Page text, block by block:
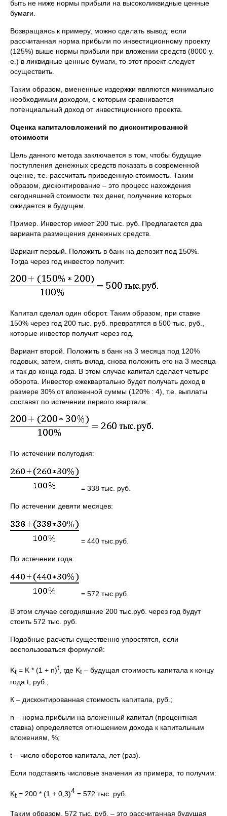
быть не ниже нормы прибыли на высоколиквидные ценные
бумаги.
Возвращаясь к примеру, можно сделать вывод: если
рассчитанная норма прибыли по инвестиционному проекту
(125%) выше нормы прибыли при вложении средств (8000 у.
е.) в ликвидные ценные бумаги, то этот проект следует
осуществить.
Таким образом, вмененные издержки являются минимально
необходимым доходом, с которым сравнивается
потенциальный доход от инвестиционного проекта.
Оценка капиталовложений по дисконтированной
стоимости
Цель данного метода заключается в том, чтобы будущие
поступления денежных средств показать в современной
оценке, т.е. рассчитать приведенную стоимость. Таким
образом, дисконтирование – это процесс нахождения
сегодняшней стоимости тех денег, получение которых
ожидается в будущем.
Пример. Инвестор имеет 200 тыс. руб. Предлагается два
варианта размещения денежных средств.
Вариант первый. Положить в банк на депозит под 150%.
Тогда через год инвестор получит:
Капитал сделал один оборот. Таким образом, при ставке
150% через год 200 тыс. руб. превратятся в 500 тыс. руб.,
которые инвестор получит через год.
Вариант второй. Положить в банк на 3 месяца под 120%
годовых, затем, снять вклад, снова положить его на 3 месяца
и так до конца года. В этом случае капитал сделает четыре
оборота. Инвестор ежеквартально будет получать доход в
размере 30% от вложенной суммы (120% : 4), т.е. выплаты
составят по истечении первого квартала:
По истечении полугодия:
= 338 тыс. руб.
По истечении девяти месяцев:
= 440 тыс.руб.
По истечении года:
= 572 тыс.руб.
В этом случае сегодняшние 200 тыс.руб. через год будут
стоить 572 тыс. руб.
Подобные расчеты существенно упростятся, если
воспользоваться формулой:
Kt = K * (1 + n)t , где Kt – будущая стоимость капитала к концу
года t, руб.;
К – дисконтированная стоимость капитала, руб.;
n – норма прибыли на вложенный капитал (процентная
ставка) определяется отношением дохода к капитальным
вложениям, %;
t – число оборотов капитала, лет (раз).
Если подставить числовые значения из примера, то получим:
Kt = 200 * (1 + 0,3)4 = 572 тыс. руб.
Таким образом, 572 тыс. руб. – это рассчитанная будущая